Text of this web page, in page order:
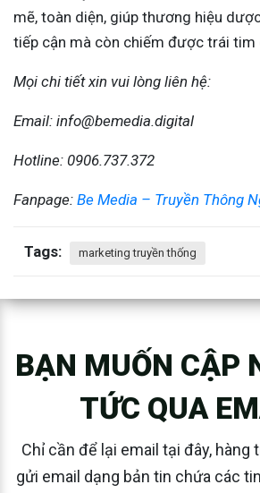
mẽ, toàn diện, giúp thương hiệu
tiếp cận mà còn chiếm được trái tim
Mọi chi tiết xin vui lòng liên hệ:
Email: info@bemedia.digital
Hotline: 0906.737.372
Fanpage: Be Media – Truyền Thông
Tags: marketing truyền thống
BẠN MUỐN CẬP
TỨC QUA
Chỉ cần để lại email tại đây, hàng
gửi email dạng bản tin chứa các